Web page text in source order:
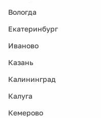
Вологда
Екатеринбург
Иваново
Казань
Калининград
Калуга
Кемерово